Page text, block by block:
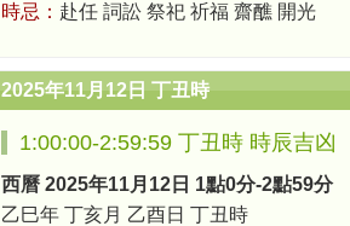
時忌： 赴任 詞訟 祭祀 祈福 齋醮 開光
2025年11月12日 丁丑時
1:00:00-2:59:59 丁丑時 時辰吉凶
西曆 2025年11月12日 1點0分-2點59分
乙巳年 丁亥月 乙酉日 丁丑時